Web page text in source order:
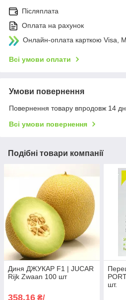
Післяплата
Оплата на рахунок
Онлайн-оплата карткою Visa,
Всі умови оплати
Умови повернення
Повернення товару впродовж 14
Всі умови повернення
Подібні товари компанії
Диня ДЖУКАР F1 | JUCAR
Rijk Zwaan 100 шт
358,16 ₴/
шт.